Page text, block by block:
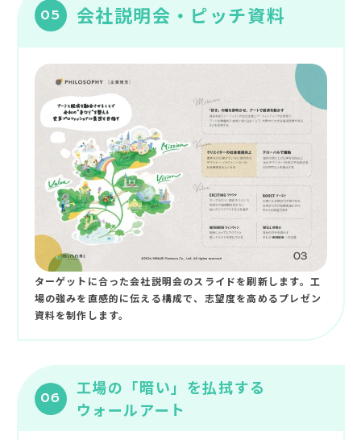
05 会社説明会・ピッチ資料
ターゲットに合った会社説明会のスライドを刷新します。工
場の強みを直感的に伝える構成で、志望度を高めるプレゼン
資料を制作します。
06
工場の「暗い」を払拭する
ウォールアート